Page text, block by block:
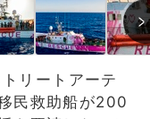
リートアーテ
民救助船が200